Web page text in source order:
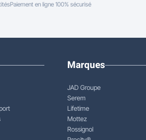
Paiement en ligne 100% sécurisé
Marques
JAD Groupe
Serem
Lifetime
Mottez
Rossignol